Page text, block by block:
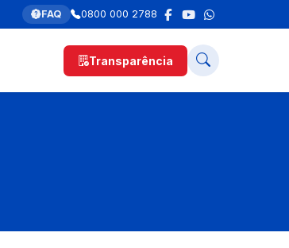
FAQ 0800 000 2788
Transparência